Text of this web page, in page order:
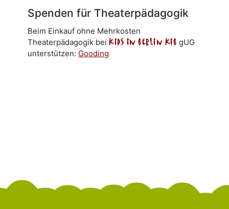
Spenden für Theaterpädagogik
Beim Einkauf ohne Mehrkosten
Theaterpädagogik bei kids in berlin kib gUG
unterstützen: Gooding